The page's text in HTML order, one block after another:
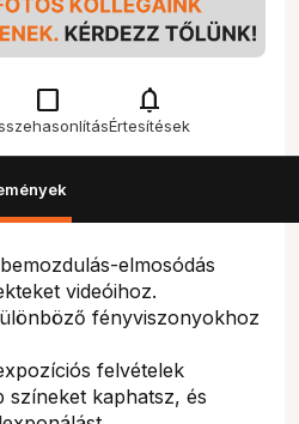
check_box_outline_blank notifications
Értesítések
elmosódás
videóihoz.
fényviszonyokhoz
felvételek
színeket kaphatsz, és